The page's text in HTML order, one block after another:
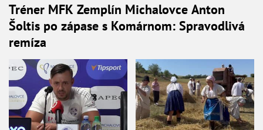
Tréner MFK Zemplín Michalovce Anton
Šoltis po zápase s Komárnom: Spravodlivá
remíza